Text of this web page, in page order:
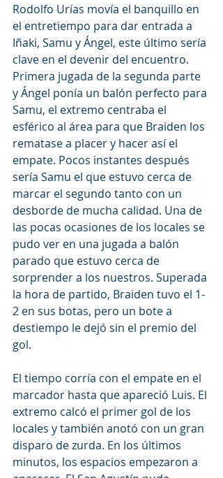
Rodolfo Urías movía el banquillo en
el entretiempo para dar entrada a
Iñaki, Samu y Ángel, este último sería
clave en el devenir del encuentro.
Primera jugada de la segunda parte
y Ángel ponía un balón perfecto para
Samu, el extremo centraba el
esférico al área para que Braiden los
rematase a placer y hacer así el
empate. Pocos instantes después
sería Samu el que estuvo cerca de
marcar el segundo tanto con un
desborde de mucha calidad. Una de
las pocas ocasiones de los locales se
pudo ver en una jugada a balón
parado que estuvo cerca de
sorprender a los nuestros. Superada
la hora de partido, Braiden tuvo el 1-
2 en sus botas, pero un bote a
destiempo le dejó sin el premio del
gol.
El tiempo corría con el empate en el
marcador hasta que apareció Luis. El
extremo calcó el primer gol de los
locales y también anotó con un gran
disparo de zurda. En los últimos
minutos, los espacios empezaron a